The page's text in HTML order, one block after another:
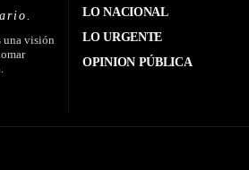
una visión
LO NACIONAL
LO URGENTE
OPINION PÚBLICA